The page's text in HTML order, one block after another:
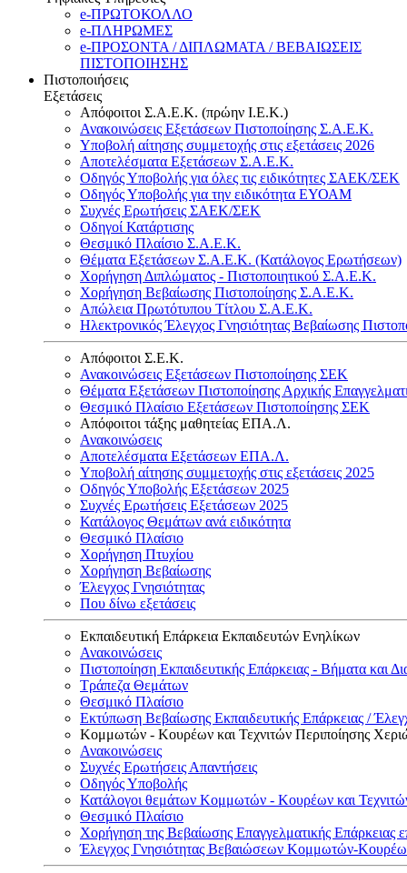
e-ΠΡΩΤΟΚΟΛΛΟ
e-ΠΛΗΡΩΜΕΣ
e-ΠΡΟΣΟΝΤΑ / ΔΙΠΛΩΜΑΤΑ / ΒΕΒΑΙΩΣΕΙΣ
ΠΙΣΤΟΠΟΙΗΣΗΣ
Πιστοποιήσεις
Εξετάσεις
Απόφοιτοι Σ.Α.Ε.Κ. (πρώην Ι.Ε.Κ.)
Ανακοινώσεις Εξετάσεων Πιστοποίησης Σ.Α.Ε.Κ.
Υποβολή αίτησης συμμετοχής στις εξετάσεις 2026
Αποτελέσματα Εξετάσεων Σ.Α.Ε.Κ.
Οδηγός Υποβολής για όλες τις ειδικότητες ΣΑΕΚ/ΣΕΚ
Οδηγός Υποβολής για την ειδικότητα ΕΥΟΑΜ
Συχνές Ερωτήσεις ΣΑΕΚ/ΣΕΚ
Οδηγοί Κατάρτισης
Θεσμικό Πλαίσιο Σ.Α.Ε.Κ.
Θέματα Εξετάσεων Σ.Α.Ε.Κ. (Κατάλογος Ερωτήσεων)
Χορήγηση Διπλώματος - Πιστοποιητικού Σ.Α.Ε.Κ.
Χορήγηση Βεβαίωσης Πιστοποίησης Σ.Α.Ε.Κ.
Απώλεια Πρωτότυπου Τίτλου Σ.Α.Ε.Κ.
Ηλεκτρονικός Έλεγχος Γνησιότητας Βεβαίωσης
Απόφοιτοι Σ.Ε.Κ.
Ανακοινώσεις Εξετάσεων Πιστοποίησης ΣΕΚ
Θέματα Εξετάσεων Πιστοποίησης Αρχικής
Θεσμικό Πλαίσιο Εξετάσεων Πιστοποίησης ΣΕΚ
Απόφοιτοι τάξης μαθητείας ΕΠΑ.Λ.
Ανακοινώσεις
Αποτελέσματα Εξετάσεων ΕΠΑ.Λ.
Υποβολή αίτησης συμμετοχής στις εξετάσεις 2025
Οδηγός Υποβολής Εξετάσεων 2025
Συχνές Ερωτήσεις Εξετάσεων 2025
Κατάλογος Θεμάτων ανά ειδικότητα
Θεσμικό Πλαίσιο
Χορήγηση Πτυχίου
Χορήγηση Βεβαίωσης
Έλεγχος Γνησιότητας
Που δίνω εξετάσεις
Εκπαιδευτική Επάρκεια Εκπαιδευτών Ενηλίκων
Ανακοινώσεις
Πιστοποίηση Εκπαιδευτικής Επάρκειας - Βήματα και
Τράπεζα Θεμάτων
Θεσμικό Πλαίσιο
Εκτύπωση Βεβαίωσης Εκπαιδευτικής Επάρκειας /
Κομμωτών - Κουρέων και Τεχνιτών Περιποίησης
Ανακοινώσεις
Συχνές Ερωτήσεις Απαντήσεις
Οδηγός Υποβολής
Κατάλογοι θεμάτων Κομμωτών - Κουρέων και
Θεσμικό Πλαίσιο
Χορήγηση της Βεβαίωσης Επαγγελματικής
Έλεγχος Γνησιότητας Βεβαιώσεων Κομμωτών-